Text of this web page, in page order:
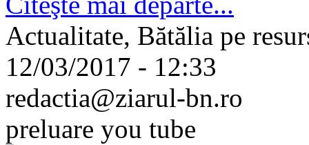
Actualitate, Bătălia pe
12/03/2017 - 12:33
redactia@ziarul-bn.ro
preluare you tube